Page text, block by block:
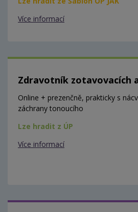
Více informací
Zdravotník zotavovacích
Online + prezenčně, prakticky s
záchrany tonoucího
Lze hradit z ÚP
Více informací